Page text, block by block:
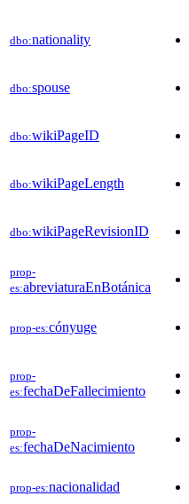
dbo:nationality
dbo:spouse
dbo:wikiPageID
dbo:wikiPageLength
dbo:wikiPageRevisionID
prop-
es:abreviaturaEnBotánica
prop-es:cónyuge
prop-
es:fechaDeFallecimiento
prop-
es:fechaDeNacimiento
prop-es:nacionalidad